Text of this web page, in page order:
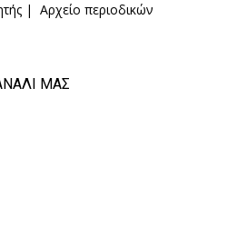
| Αρχείο περιοδικών
ΜΑΣ